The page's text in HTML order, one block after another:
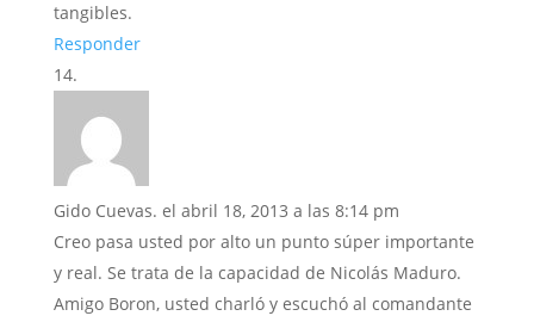
tangibles.
Responder
Gido Cuevas. el abril 18, 2013 a las 8:14 pm
Creo pasa usted por alto un punto súper importante
y real. Se trata de la capacidad de Nicolás Maduro.
Amigo Boron, usted charló y escuchó al comandante